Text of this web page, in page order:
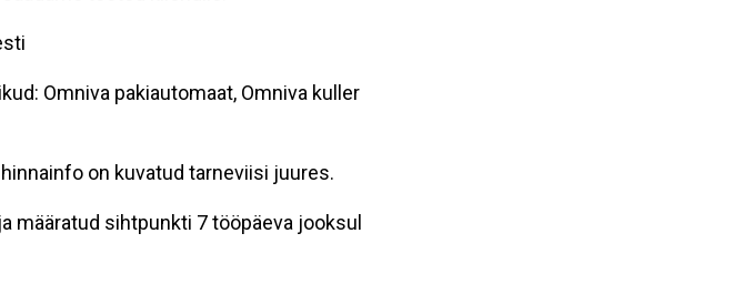
Omniva pakiautomaat, Omniva kuller
on kuvatud tarneviisi juures.
määratud sihtpunkti 7 tööpäeva jooksul